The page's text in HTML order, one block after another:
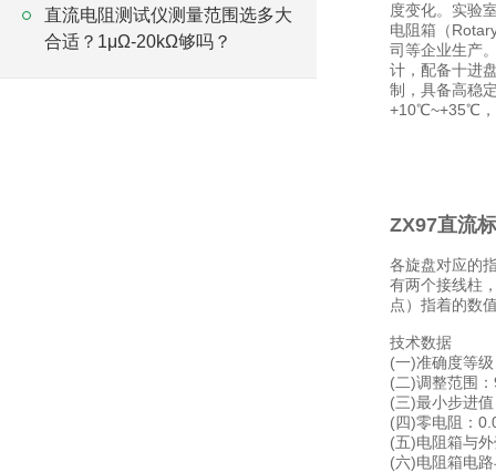
直流电阻测试仪测量范围选多大
合适？1μΩ-20kΩ够吗？
度变化。实验
电阻箱（
司等企业生产
计，配备十进
制，具备高稳
+10℃~+35℃，
ZX97直流
各旋盘对应的
有两个接线柱
点）指着的数
技术数据
(一)准确度等
(二)调整范围
(三)最小步进
(四)零电阻：
(五)电阻箱与
(六)电阻箱电